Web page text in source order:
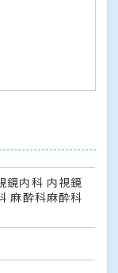
鏡内科 内視鏡
麻酔科麻酔科